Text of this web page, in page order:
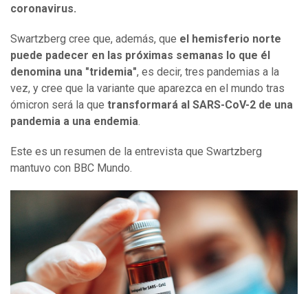
coronavirus.
Swartzberg cree que, además, que el hemisferio norte
puede padecer en las próximas semanas lo que él
denomina una "tridemia", es decir, tres pandemias a la
vez, y cree que la variante que aparezca en el mundo tras
ómicron será la que transformará al SARS-CoV-2 de una
pandemia a una endemia.
Este es un resumen de la entrevista que Swartzberg
mantuvo con BBC Mundo.